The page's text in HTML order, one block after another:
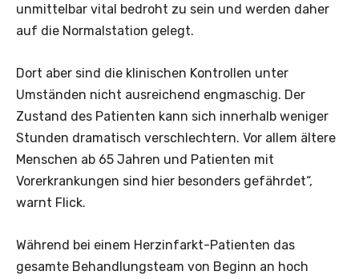
unmittelbar vital bedroht zu sein und werden daher
auf die Normalstation gelegt.
Dort aber sind die klinischen Kontrollen unter
Umständen nicht ausreichend engmaschig. Der
Zustand des Patienten kann sich innerhalb weniger
Stunden dramatisch verschlechtern. Vor allem ältere
Menschen ab 65 Jahren und Patienten mit
Vorerkrankungen sind hier besonders gefährdet“,
warnt Flick.
Während bei einem Herzinfarkt-Patienten das
gesamte Behandlungsteam von Beginn an hoch